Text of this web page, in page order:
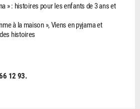
» : histoires pour les enfants de 3 ans et
à la maison », Viens en pyjama et
histoires
12 93.